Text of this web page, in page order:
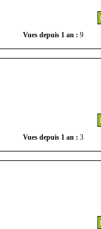
Vues depuis 1 an : 9
Vues depuis 1 an : 3